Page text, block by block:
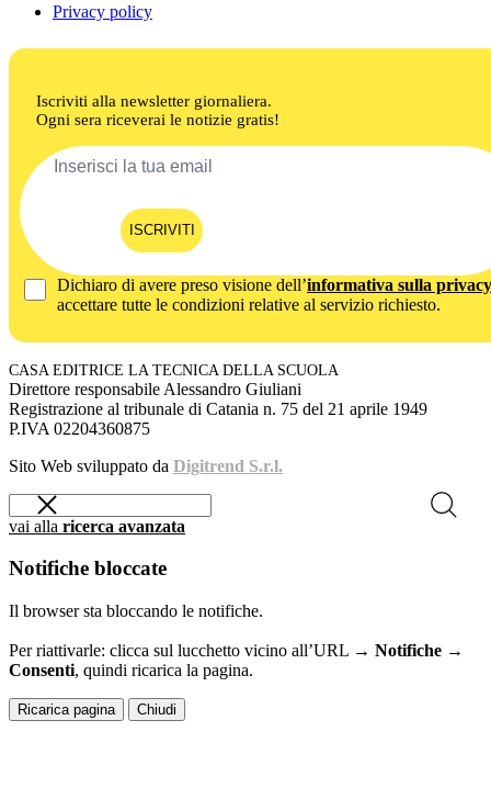
Privacy policy
Iscriviti alla newsletter giornaliera.
Ogni sera riceverai le notizie gratis!
ISCRIVITI
Dichiaro di avere preso visione dell’informativa sulla privacy
accettare tutte le condizioni relative al servizio richiesto.
CASA EDITRICE LA TECNICA DELLA SCUOLA
Direttore responsabile Alessandro Giuliani
Registrazione al tribunale di Catania n. 75 del 21 aprile 1949
P.IVA 02204360875
Sito Web sviluppato da Digitrend S.r.l.
vai alla ricerca avanzata
Notifiche bloccate
Il browser sta bloccando le notifiche.
Per riattivarle: clicca sul lucchetto vicino all’URL → Notifiche →
Consenti, quindi ricarica la pagina.
Ricarica pagina Chiudi